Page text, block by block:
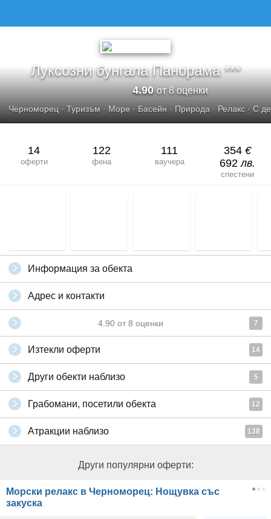
Луксозни бунгала Панорама ***
4.90от 8 оценки
Черноморец · Туризъм · Море · Басейн · Природа · Релакс · С
14
оферти
122
фена
111
ваучера
354 €
692лв.
спестени
Информация за обекта
Адрес и контакти
4.90 от 8 оценки 7
Изтекли оферти 14
Други обекти наблизо 5
Грабомани, посетили обекта 12
Атракции наблизо 138
Други популярни оферти:
Морски релакс в Черноморец: Нощувка със
закуска